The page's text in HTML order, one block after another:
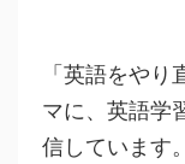
「英語をや
マに、英語学
信しています